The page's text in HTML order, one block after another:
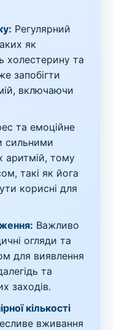
Регулярний
як
холестерину та
запобігти
включаючи
та емоційне
сильними
аритмій, тому
такі як йога
корисні для
Важливо
огляди та
для виявлення
та
заходів.
кількості
вживання